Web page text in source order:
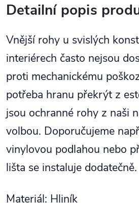
Detailní popis
Vnější rohy u svislých
interiérech často nejsou
proti mechanickému
potřeba hranu překrýt z
jsou ochranné rohy z naši
volbou. Doporučujeme
vinylovou podlahou nebo
lišta se instaluje dodatečně.
Materiál: Hliník